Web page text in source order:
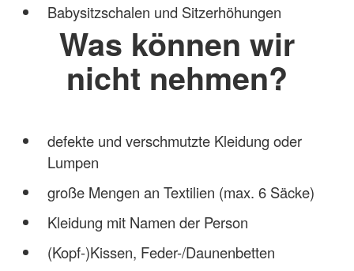
Babysitzschalen und Sitzerhöhungen
Was können wir
nicht nehmen?
defekte und verschmutzte Kleidung oder
Lumpen
große Mengen an Textilien (max. 6 Säcke)
Kleidung mit Namen der Person
(Kopf-)Kissen, Feder-/Daunenbetten